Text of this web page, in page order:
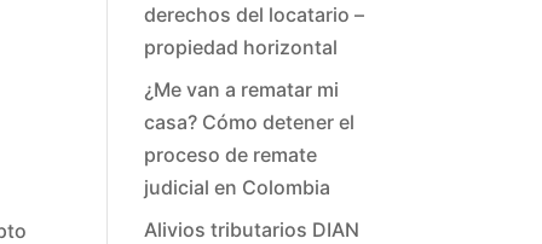
derechos del locatario –
propiedad horizontal
¿Me van a rematar mi
casa? Cómo detener el
proceso de remate
judicial en Colombia
Alivios tributarios DIAN